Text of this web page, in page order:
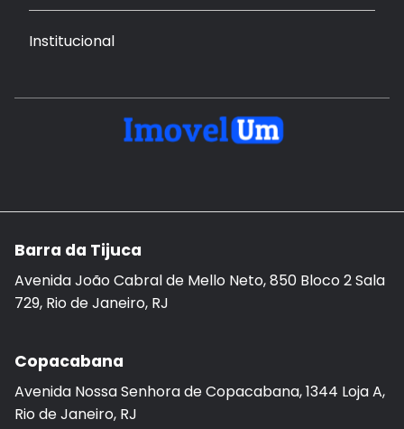
Institucional
Barra da Tijuca
Avenida João Cabral de Mello Neto, 850 Bloco 2 Sala
729, Rio de Janeiro, RJ
Copacabana
Avenida Nossa Senhora de Copacabana, 1344 Loja A,
Rio de Janeiro, RJ